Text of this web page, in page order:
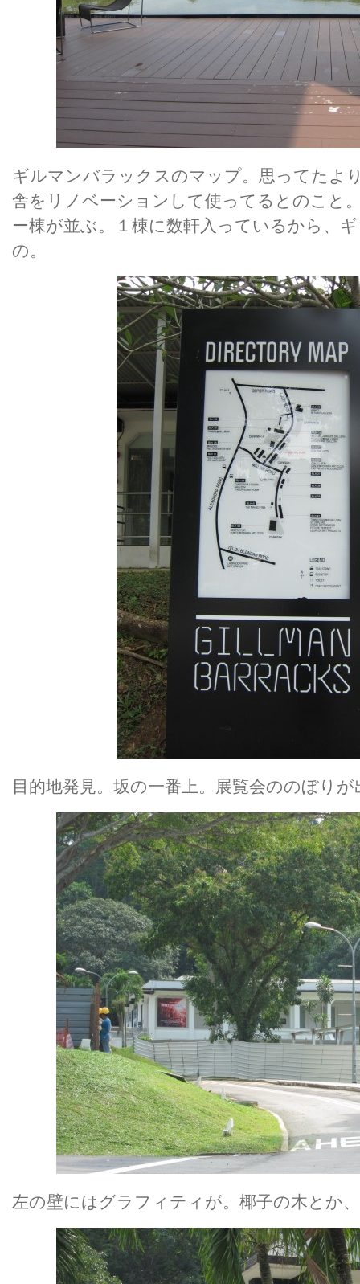
ギルマンバラックスのマップ。思ってたよ
舎をリノベーションして使ってるとのこと
ー棟が並ぶ。１棟に数軒入っているから、
の。
目的地発見。坂の一番上。展覧会ののぼり
左の壁にはグラフィティが。椰子の木とか